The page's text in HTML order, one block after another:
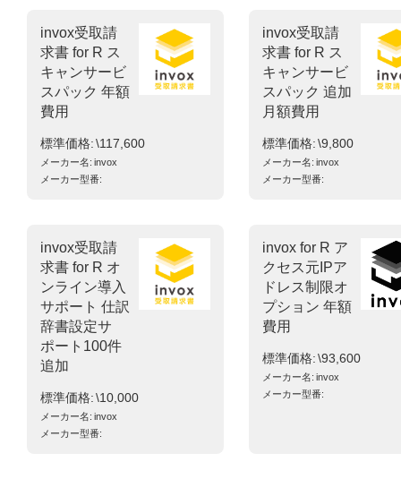
invox受取請
求書 for R ス
キャンサービ
スパック 年額
費用
標準価格 \117,600
メーカー名 invox
メーカー型番
invox受取請
求書 for R ス
キャンサービ
スパック 追加
月額費用
標準価格 \9,800
メーカー名 invox
メーカー型番
invox受取請
求書 for R オ
ンライン導入
サポート 仕訳
辞書設定サ
ポート100件
追加
標準価格 \10,000
メーカー名 invox
メーカー型番
invox for R ア
クセス元IPア
ドレス制限オ
プション 年額
費用
標準価格 \93,600
メーカー名 invox
メーカー型番